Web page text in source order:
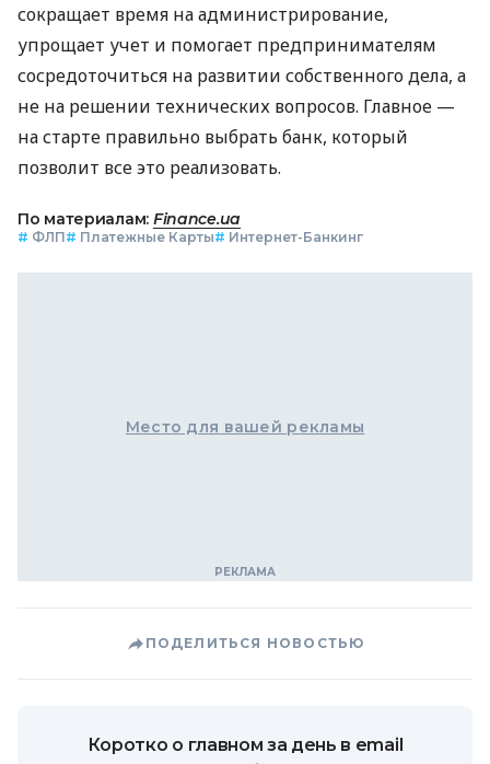
сокращает время на администрирование,
упрощает учет и помогает предпринимателям
сосредоточиться на развитии собственного дела, а
не на решении технических вопросов. Главное —
на старте правильно выбрать банк, который
позволит все это реализовать.
По материалам: Finance.ua
# ФЛП# Платежные Карты# Интернет-Банкинг
Место для вашей рекламы
ПОДЕЛИТЬСЯ НОВОСТЬЮ
Коротко о главном за день в email